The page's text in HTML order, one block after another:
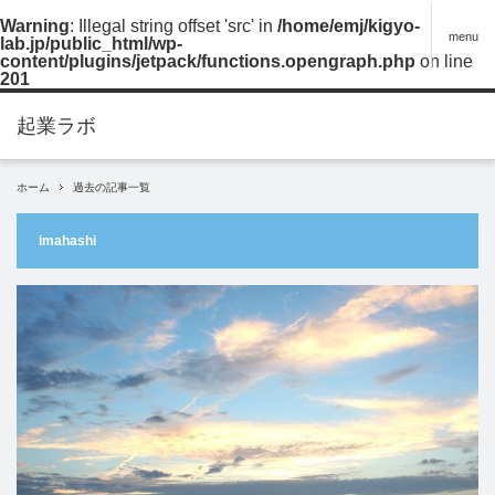
Warning: Illegal string offset 'src' in /home/emj/kigyo-
lab.jp/public_html/wp-
content/plugins/jetpack/functions.opengraph.php on line
201
menu
ホーム 過去の記事一覧
imahashi